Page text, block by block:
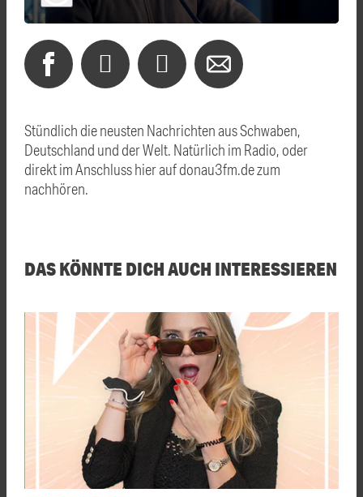
Stündlich die neusten Nachrichten aus Schwaben,
Deutschland und der Welt. Natürlich im Radio, oder
direkt im Anschluss hier auf donau3fm.de zum
nachhören.
DAS KÖNNTE DICH AUCH INTERESSIEREN